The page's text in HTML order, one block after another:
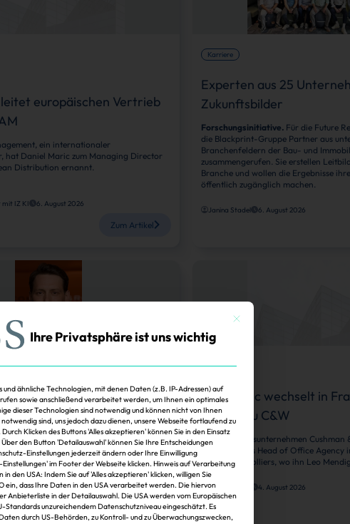
europäischen Vertrieb
ein internationaler
hat Daniel Maric zum Managing Director
Distribution ernannt.
mit IZ KI 6. August 2026
Zum Artikel
Karriere
Experten aus 25
Zukunftsbilder
Forschungsinitiative. Für die Future
die Blackprint-Gruppe Partner aus
Branchenfeldern der Bau- und
zusammengerufen. Sie erstellen
Branche und wollen die Ergebnisse
öffentlich zugänglich machen.
Janina Stadel 6. August 2026
führt Dahler München City
den Standort München City des
war er beim Wettbewerber Von Poll tätig.
2026
Zum Artikel
Köpfe
Zijad Gibic wechselt in
Colliers zu C&W
Das Beratungsunternehmen
Zijad Gibic als Head of Office Agency
kommt von Colliers, wo ihn Leo
Janina Stadel 4. August 2026
Mit diesem Button wird der Dialog
Ihre Privatsphäre ist uns wichtig
ähnliche Technologien, mit denen Daten (z.B. IP-Adressen) auf
sowie anschließend verarbeitet werden, um Ihnen ein optimales
dieser Technologien sind notwendig und können nicht von Ihnen
sind, uns jedoch dazu dienen, unsere Webseite fortlaufend zu
Klicken des Buttons 'Alles akzeptieren' können Sie in den Einsatz
den Button 'Detailauswahl' können Sie Ihre Entscheidungen
Einstellungen jederzeit ändern oder Ihre Einwilligung
im Footer der Webseite klicken. Hinweis auf Verarbeitung
den USA: Indem Sie auf 'Alles akzeptieren' klicken, willigen Sie
ein, dass Ihre Daten in den USA verarbeitet werden. Die hiervon
Anbieterliste in der Detailauswahl. Die USA werden vom Europäischen
Standards unzureichendem Datenschutzniveau eingeschätzt. Es
durch US-Behörden, zu Kontroll- und zu Überwachungszwecken,